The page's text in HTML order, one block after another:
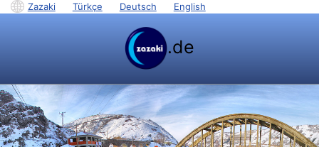
Zazaki Türkçe Deutsch English
.de